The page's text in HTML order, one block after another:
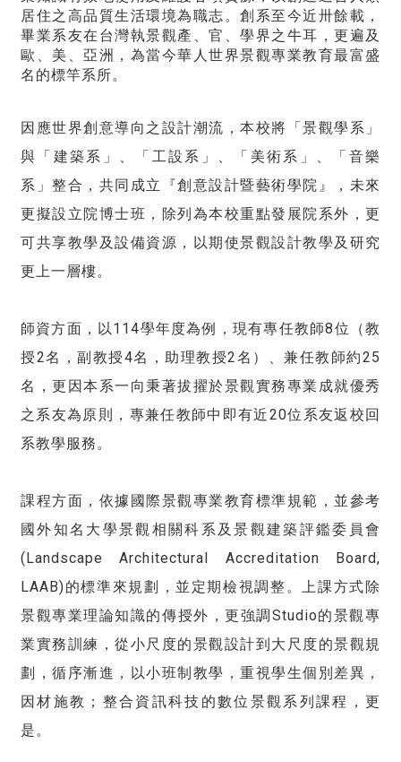
居住之高品質生活環境為職志。創系至今近卅餘載，
畢業系友在台灣執景觀產、官、學界之牛耳，更遍及
歐、美、亞洲，為當今華人世界景觀專業教育最富盛
名的標竿系所。
因應世界創意導向之設計潮流，本校將「景觀學系」
與「建築系」、「工設系」、「美術系」、「音樂
系」整合，共同成立『創意設計暨藝術學院』，未來
更擬設立院博士班，除列為本校重點發展院系外，更
可共享教學及設備資源，以期使景觀設計教學及研究
更上一層樓。
師資方面，以114學年度為例，現有專任教師8位（教
授2名，副教授4名，助理教授2名）、兼任教師約25
名，更因本系一向秉著拔擢於景觀實務專業成就優秀
之系友為原則，專兼任教師中即有近20位系友返校回
系教學服務。
課程方面，依據國際景觀專業教育標準規範，並參考
國外知名大學景觀相關科系及景觀建築評鑑委員會
(Landscape Architectural Accreditation Board,
LAAB)的標準來規劃，並定期檢視調整。上課方式除
景觀專業理論知識的傳授外，更強調Studio的景觀專
業實務訓練，從小尺度的景觀設計到大尺度的景觀規
劃，循序漸進，以小班制教學，重視學生個別差異，
因材施教；整合資訊科技的數位景觀系列課程，更
是。